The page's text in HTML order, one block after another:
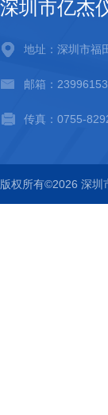
深圳市亿杰
地址：深圳市福
邮箱：
传真：0755-
版权所有©2026 深圳